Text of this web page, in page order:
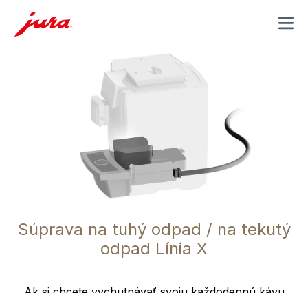
MENU
Súprava na tuhý odpad / na tekutý
odpad Línia X